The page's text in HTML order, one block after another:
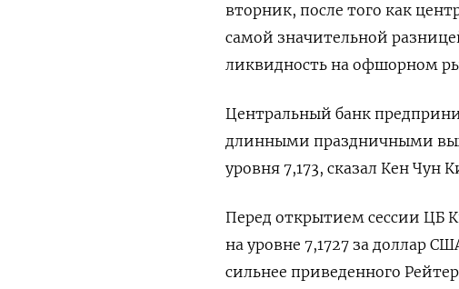
вторник, после того как
самой значительной
ликвидность на офшорном
Центральный банк
длинными праздничными
уровня 7,173, сказал Кен Чун
Перед открытием сессии ЦБ
на уровне 7,1727 за доллар
сильнее приведенного